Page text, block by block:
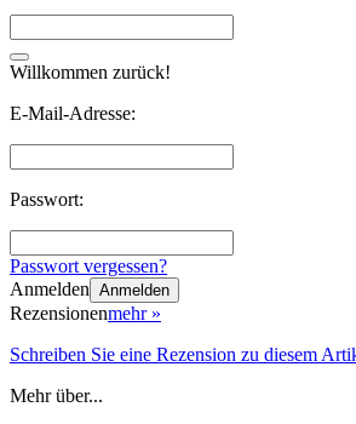
Willkommen zurück!
E-Mail-Adresse:
Passwort:
Passwort vergessen?
Anmelden Anmelden
Rezensionenmehr »
Schreiben Sie eine Rezension zu diesem
Mehr über...